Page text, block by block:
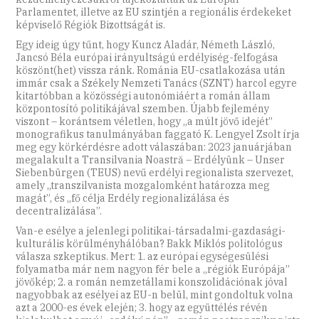
Parlamentet, illetve az EU szintjén a regionális érdekeket
képviselő Régiók Bizottságát is.
Egy ideig úgy tűnt, hogy Kuncz Aladár, Németh László,
Jancsó Béla európai irányultságú erdélyiség-felfogása
köszönt(het) vissza ránk. Románia EU-csatlakozása után
immár csak a Székely Nemzeti Tanács (SZNT) harcol egyre
kitartóbban a közösségi autonómiáért a román állam
központosító politikájával szemben. Újabb fejlemény
viszont – korántsem véletlen, hogy „a múlt jövő idejét”
monografikus tanulmányában faggató K. Lengyel Zsolt írja
meg egy körkérdésre adott válaszában: 2023 januárjában
megalakult a Transilvania Noastră – Erdélyünk – Unser
Siebenbürgen (TEUS) nevű erdélyi regionalista szervezet,
amely „transzilvanista mozgalomként határozza meg
magát”, és „fő célja Erdély regionalizálása és
decentralizálása”.
Van-e esélye a jelenlegi politikai-társadalmi-gazdasági-
kulturális körülményhálóban? Bakk Miklós politológus
válasza szkeptikus. Mert: 1. az európai egységesülési
folyamatba már nem nagyon fér bele a „régiók Európája”
jövőkép; 2. a román nemzetállami konszolidációnak jóval
nagyobbak az esélyei az EU-n belül, mint gondoltuk volna
azt a 2000-es évek elején; 3. hogy az együttélés révén